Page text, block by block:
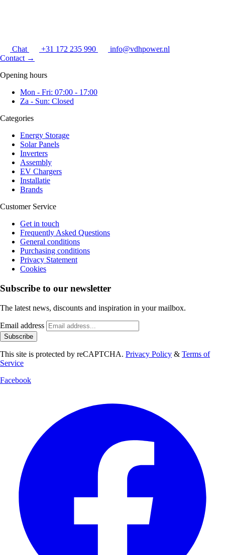
Chat +31 172 235 990
info@vdhpower.nl
Contact →
Opening hours
Mon - Fri: 07:00 - 17:00
Za - Sun: Closed
Categories
Energy Storage
Solar Panels
Inverters
Assembly
EV Chargers
Installatie
Brands
Customer Service
Get in touch
Frequently Asked Questions
General conditions
Purchasing conditions
Privacy Statement
Cookies
Subscribe to our newsletter
The latest news, discounts and inspiration in your mailbox.
Email address
Subscribe
This site is protected by reCAPTCHA. Privacy Policy & Terms of
Service
Facebook